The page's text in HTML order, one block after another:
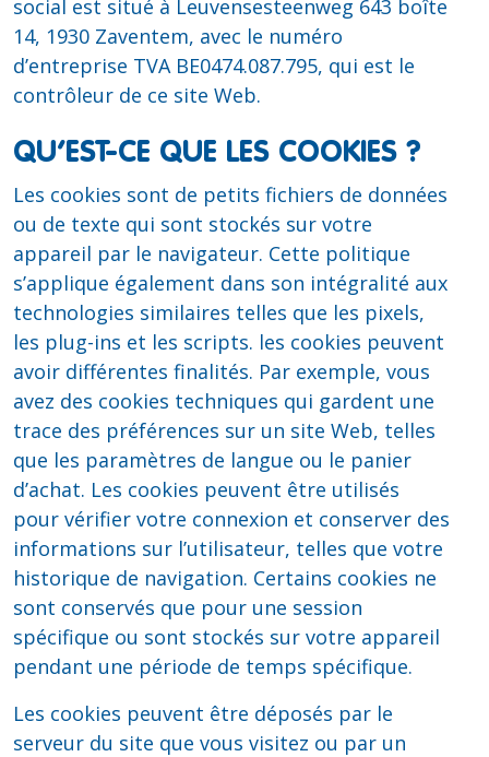
social est situé à Leuvensesteenweg 643 boîte
14, 1930 Zaventem, avec le numéro
d’entreprise TVA BE0474.087.795, qui est le
contrôleur de ce site Web.
QU’EST-CE QUE LES COOKIES ?
Les cookies sont de petits fichiers de données
ou de texte qui sont stockés sur votre
appareil par le navigateur. Cette politique
s’applique également dans son intégralité aux
technologies similaires telles que les pixels,
les plug-ins et les scripts. les cookies peuvent
avoir différentes finalités. Par exemple, vous
avez des cookies techniques qui gardent une
trace des préférences sur un site Web, telles
que les paramètres de langue ou le panier
d’achat. Les cookies peuvent être utilisés
pour vérifier votre connexion et conserver des
informations sur l’utilisateur, telles que votre
historique de navigation. Certains cookies ne
sont conservés que pour une session
spécifique ou sont stockés sur votre appareil
pendant une période de temps spécifique.
Les cookies peuvent être déposés par le
serveur du site que vous visitez ou par un